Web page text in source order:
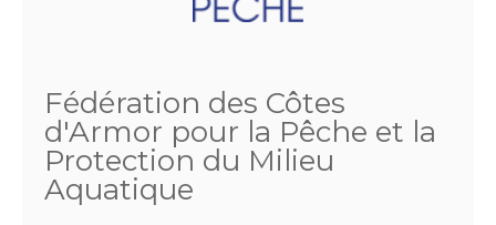
Fédération des Côtes
d'Armor pour la Pêche et la
Protection du Milieu
Aquatique